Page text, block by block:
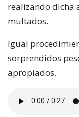
realizando dicha
multados.
Igual
sorprendidos
apropiados.